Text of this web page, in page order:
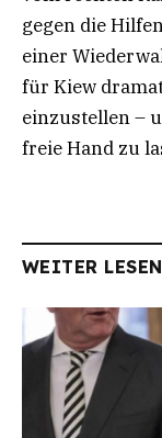
gegen die
einer
für Kiew
einzustellen –
freie Hand zu
WEITER LESEN